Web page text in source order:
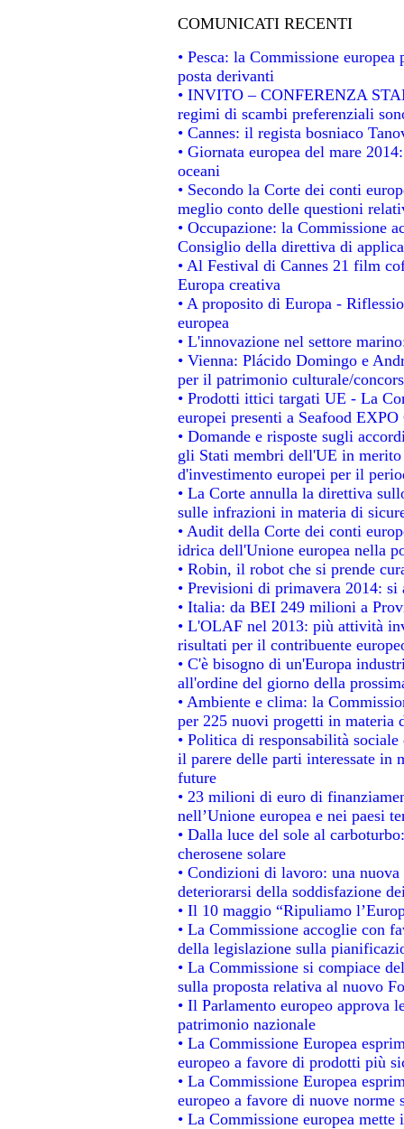
COMUNICATI RECENTI
• Pesca: la Commissione
posta derivanti
• INVITO – CONFERENZA
regimi di scambi preferenziali
• Cannes: il regista bosniaco
• Giornata europea del mare
oceani
• Secondo la Corte dei conti
meglio conto delle questioni
• Occupazione: la Commissione
Consiglio della direttiva di
• Al Festival di Cannes 21 film
Europa creativa
• A proposito di Europa -
europea
• L'innovazione nel settore
• Vienna: Plácido Domingo e
per il patrimonio culturale/
• Prodotti ittici targati UE - La
europei presenti a Seafood
• Domande e risposte sugli
gli Stati membri dell'UE in
d'investimento europei per il
• La Corte annulla la direttiva
sulle infrazioni in materia di
• Audit della Corte dei conti
idrica dell'Unione europea nella
• Robin, il robot che si prende
• Previsioni di primavera 2014: si
• Italia: da BEI 249 milioni a
• L'OLAF nel 2013: più attività
risultati per il contribuente
• C'è bisogno di un'Europa
all'ordine del giorno della
• Ambiente e clima: la
per 225 nuovi progetti in materia
• Politica di responsabilità
il parere delle parti interessate in
future
• 23 milioni di euro di
nell’Unione europea e nei paesi
• Dalla luce del sole al
cherosene solare
• Condizioni di lavoro: una
deteriorarsi della soddisfazione
• Il 10 maggio “Ripuliamo
• La Commissione accoglie con
della legislazione sulla
• La Commissione si compiace
sulla proposta relativa al nuovo
• Il Parlamento europeo approva
patrimonio nazionale
• La Commissione Europea
europeo a favore di prodotti più
• La Commissione Europea
europeo a favore di nuove norme
• La Commissione europea